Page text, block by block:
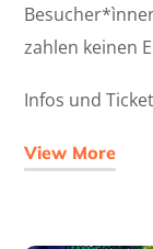
zahlen keinen
Infos und
View More